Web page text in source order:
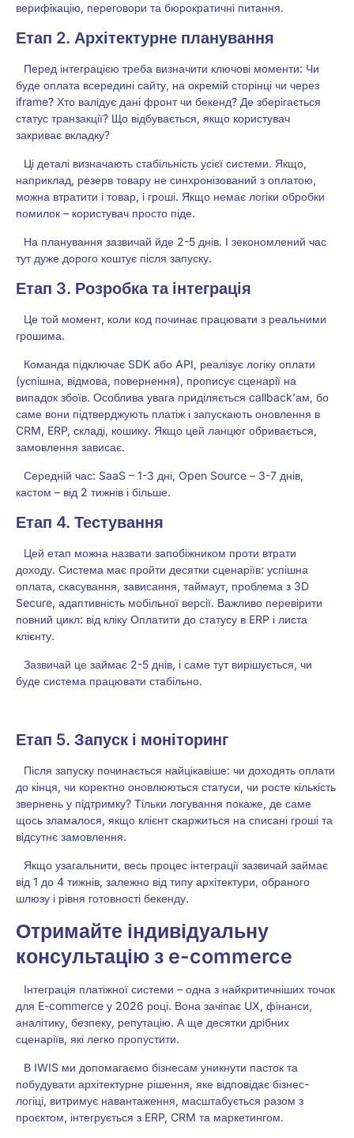
верифікацію, переговори та бюрократичні питання.
Етап 2. Архітектурне планування
Перед інтеграцією треба визначити ключові моменти: Чи
буде оплата всередині сайту, на окремій сторінці чи через
iframe? Хто валідує дані фронт чи бекенд? Де зберігається
статус транзакції? Що відбувається, якщо користувач
закриває вкладку?
Ці деталі визначають стабільність усієї системи. Якщо,
наприклад, резерв товару не синхронізований з оплатою,
можна втратити і товар, і гроші. Якщо немає логіки обробки
помилок – користувач просто піде.
На планування зазвичай йде 2-5 днів. І зекономлений час
тут дуже дорого коштує після запуску.
Етап 3. Розробка та інтеграція
Це той момент, коли код починає працювати з реальними
грошима.
Команда підключає SDK або API, реалізує логіку оплати
(успішна, відмова, повернення), прописує сценарії на
випадок збоїв. Особлива увага приділяється callback’ам, бо
саме вони підтверджують платіж і запускають оновлення в
CRM, ERP, складі, кошику. Якщо цей ланцюг обривається,
замовлення зависає.
Середній час: SaaS – 1-3 дні, Open Source – 3-7 днів,
кастом – від 2 тижнів і більше.
Етап 4. Тестування
Цей етап можна назвати запобіжником проти втрати
доходу. Система має пройти десятки сценаріїв: успішна
оплата, скасування, зависання, таймаут, проблема з 3D
Secure, адаптивність мобільної версії. Важливо перевірити
повний цикл: від кліку Оплатити до статусу в ERP і листа
клієнту.
Зазвичай це займає 2-5 днів, і саме тут вирішується, чи
буде система працювати стабільно.
Етап 5. Запуск і моніторинг
Після запуску починається найцікавіше: чи доходять оплати
до кінця, чи коректно оновлюються статуси, чи росте кількість
звернень у підтримку? Тільки логування покаже, де саме
щось зламалося, якщо клієнт скаржиться на списані гроші та
відсутнє замовлення.
Якщо узагальнити, весь процес інтеграції зазвичай займає
від 1 до 4 тижнів, залежно від типу архітектури, обраного
шлюзу і рівня готовності бекенду.
Отримайте індивідуальну
консультацію з e-commerce
Інтеграція платіжної системи – одна з найкритичніших точок
для E-commerce у 2026 році. Вона зачіпає UX, фінанси,
аналітику, безпеку, репутацію. А ще десятки дрібних
сценаріїв, які легко пропустити.
В IWIS ми допомагаємо бізнесам уникнути пасток та
побудувати архітектурне рішення, яке відповідає бізнес-
логіці, витримує навантаження, масштабується разом з
проєктом, інтегрується з ERP, CRM та маркетингом.